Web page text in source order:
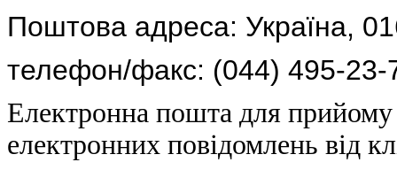
Поштова адреса: Україна,
телефон/факс: (044) 495-23-
Електронна пошта для прийому
електронних повідомлень від